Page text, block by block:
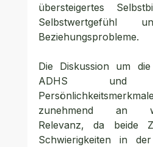
übersteigertes
Selbstwertgefühl
Beziehungsprobleme.
Die Diskussion um
ADHS und
zunehmend an
Relevanz, da beide
Schwierigkeiten in